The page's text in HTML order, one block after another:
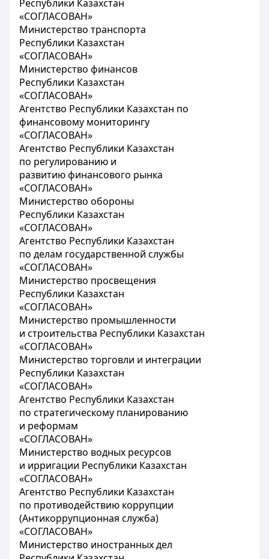
Республики Казахстан
«СОГЛАСОВАН»
Министерство транспорта
Республики Казахстан
«СОГЛАСОВАН»
Министерство финансов
Республики Казахстан
«СОГЛАСОВАН»
Агентство Республики Казахстан по
финансовому мониторингу
«СОГЛАСОВАН»
Агентство Республики Казахстан
по регулированию и
развитию финансового рынка
«СОГЛАСОВАН»
Министерство обороны
Республики Казахстан
«СОГЛАСОВАН»
Агентство Республики Казахстан
по делам государственной службы
«СОГЛАСОВАН»
Министерство просвещения
Республики Казахстан
«СОГЛАСОВАН»
Министерство промышленности
и строительства Республики Казахстан
«СОГЛАСОВАН»
Министерство торговли и интеграции
Республики Казахстан
«СОГЛАСОВАН»
Агентство Республики Казахстан
по стратегическому планированию
и реформам
«СОГЛАСОВАН»
Министерство водных ресурсов
и ирригации Республики Казахстан
«СОГЛАСОВАН»
Агентство Республики Казахстан
по противодействию коррупции
(Антикоррупционная служба)
«СОГЛАСОВАН»
Министерство иностранных дел